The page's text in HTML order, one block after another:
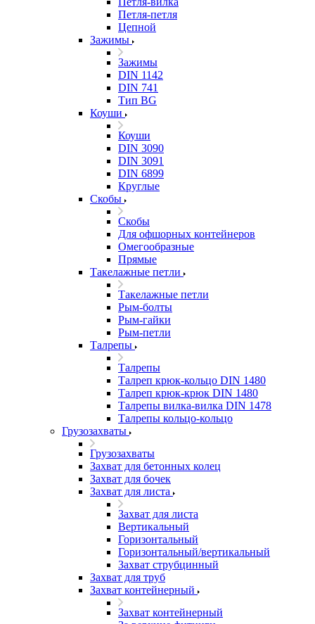
Петля-петля
Цепной
Зажимы
Зажимы
DIN 1142
DIN 741
Тип BG
Коуши
Коуши
DIN 3090
DIN 3091
DIN 6899
Круглые
Скобы
Скобы
Для офшорных контейнеров
Омегообразные
Прямые
Такелажные петли
Такелажные петли
Рым-болты
Рым-гайки
Рым-петли
Талрепы
Талрепы
Талреп крюк-кольцо DIN 1480
Талреп крюк-крюк DIN 1480
Талрепы вилка-вилка DIN 1478
Талрепы кольцо-кольцо
Грузозахваты
Грузозахваты
Захват для бетонных колец
Захват для бочек
Захват для листа
Захват для листа
Вертикальный
Горизонтальный
Горизонтальный/вертикальный
Захват струбцинный
Захват для труб
Захват контейнерный
Захват контейнерный